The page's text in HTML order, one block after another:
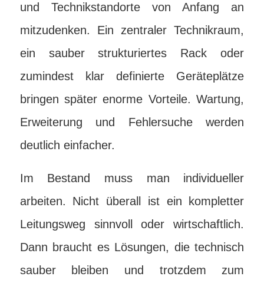
und Technikstandorte von Anfang an
mitzudenken. Ein zentraler Technikraum,
ein sauber strukturiertes Rack oder
zumindest klar definierte Geräteplätze
bringen später enorme Vorteile. Wartung,
Erweiterung und Fehlersuche werden
deutlich einfacher.
Im Bestand muss man individueller
arbeiten. Nicht überall ist ein kompletter
Leitungsweg sinnvoll oder wirtschaftlich.
Dann braucht es Lösungen, die technisch
sauber bleiben und trotzdem zum